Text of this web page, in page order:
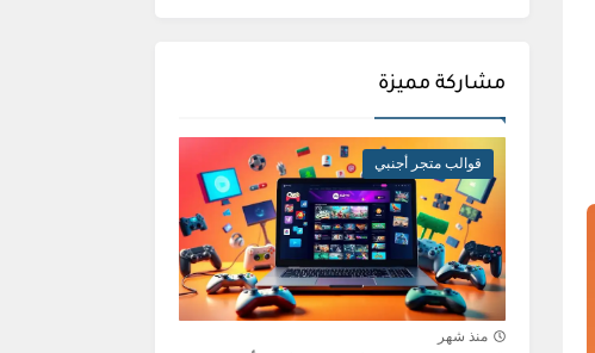
مشاركة مميزة
قوالب متجر أجنبي
منذ شهر